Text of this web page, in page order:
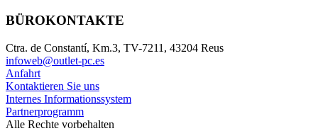
BÜROKONTAKTE
Ctra. de Constantí, Km.3, TV-7211, 43204 Reus
infoweb@outlet-pc.es
Anfahrt
Kontaktieren Sie uns
Internes Informationssystem
Partnerprogramm
Alle Rechte vorbehalten